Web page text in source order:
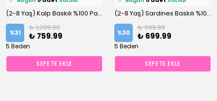
(2-8 Yaş) Kalp Baskılı %100 Pamuklu Altüst Takım
%31
₺ 1,099.00
₺ 759.99
5 Beden
SEPETE EKLE
(2-8 Yaş) Sardines Baskılı %100 Pamuklu Altüst Takım
%30
₺ 999.99
₺ 699.99
5 Beden
SEPETE EKLE